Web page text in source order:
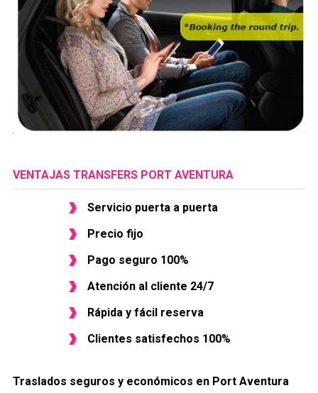
VENTAJAS TRANSFERS PORT AVENTURA
Servicio puerta a puerta
Precio fijo
Pago seguro 100%
Atención al cliente 24/7
Rápida y fácil reserva
Clientes satisfechos 100%
Traslados seguros y económicos en ​Port Aventura